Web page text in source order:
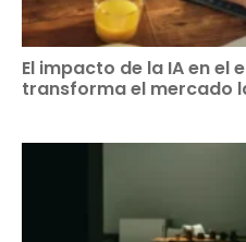
El impacto de la IA en el
transforma el mercado